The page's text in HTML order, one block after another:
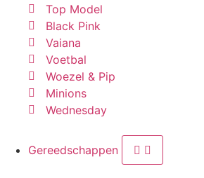
Top Model
Black Pink
Vaiana
Voetbal
Woezel & Pip
Minions
Wednesday
Gereedschappen